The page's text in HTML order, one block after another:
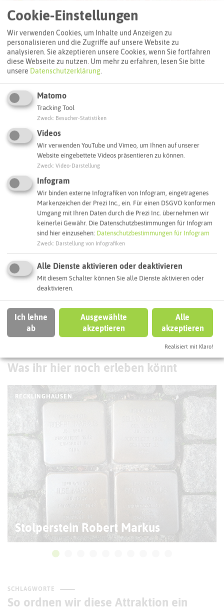
Krombacher Novelle
Klosterstraße 3
45657 Recklinghausen
Webseite
Interaktive Karte
Routenplanung zum Ziel:
ÖPNV-Route finden
Autoroute finden
Was ihr hier noch erleben könnt
RECKLINGHAUSEN
Stolperstein Robert Markus
SCHLAGWORTE
So ordnen wir diese Attraktion ein
Cookie-Einstellungen
Wir verwenden Cookies, um Inhalte und Anzeigen zu
personalisieren und die Zugriffe auf unsere Website zu
analysieren. Sie akzeptieren unsere Cookies, wenn Sie fortfahren
diese Webseite zu nutzen. Um mehr zu erfahren, lesen Sie bitte
unsere Datenschutzerklärung.
Matomo
Tracking Tool
Zweck Besucher-Statistiken
Videos
Wir verwenden YouTube und Vimeo, um Ihnen auf unserer
Website eingebettete Videos präsentieren zu können.
Zweck Video-Darstellung
Infogram
Wir binden externe Infografiken von Infogram, eingetragenes
Markenzeichen der Prezi Inc., ein. Für einen DSGVO konformen
Umgang mit Ihren Daten durch die Prezi Inc. übernehmen wir
keinerlei Gewähr. Die Datenschutzbestimmungen für Infogram
sind hier einzusehen: Datenschutzbestimmungen für Infogram
Zweck Darstellung von Infografiken
Alle Dienste aktivieren oder deaktivieren
Mit diesem Schalter können Sie alle Dienste aktivieren oder
deaktivieren.
Ich lehne
ab
Ausgewählte
akzeptieren
Alle
akzeptieren
Realisiert mit Klaro!